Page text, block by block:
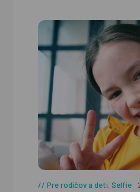
Pre rodičov a deti,Selfie